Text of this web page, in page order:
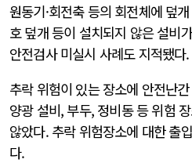
원동기·회전축 등의 회전체에 덮
호 덮개 등이 설치되지 않은 설비
안전검사 미실시 사례도 지적됐다.
추락 위험이 있는 장소에 안전난
양광 설비, 부두, 정비동 등 위험
않았다. 추락 위험장소에 대한 출
다.